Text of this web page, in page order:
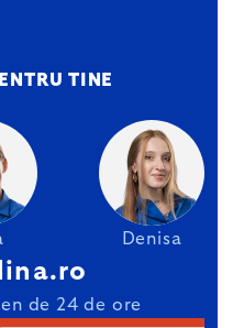
TINE
Denisa
de 24 de ore